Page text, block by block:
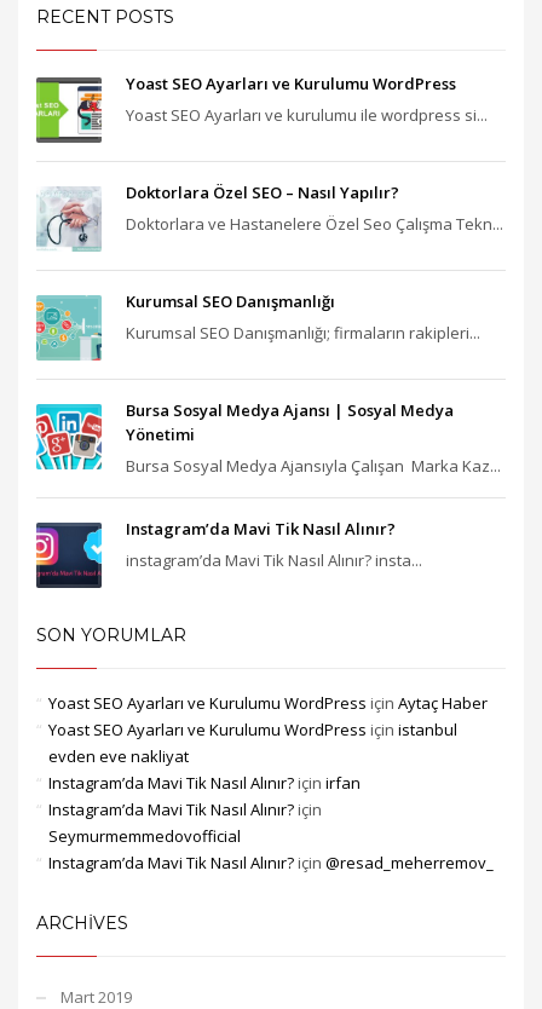
RECENT POSTS
Yoast SEO Ayarları ve Kurulumu WordPress
Yoast SEO Ayarları ve kurulumu ile wordpress si...
Doktorlara Özel SEO – Nasıl Yapılır?
Doktorlara ve Hastanelere Özel Seo Çalışma Tekn...
Kurumsal SEO Danışmanlığı
Kurumsal SEO Danışmanlığı; firmaların rakipleri...
Bursa Sosyal Medya Ajansı‎ | Sosyal Medya
Yönetimi
Bursa Sosyal Medya Ajansıyla Çalışan Marka Kaz...
Instagram’da Mavi Tik Nasıl Alınır?
instagram’da Mavi Tik Nasıl Alınır? insta...
SON YORUMLAR
Yoast SEO Ayarları ve Kurulumu WordPress için Aytaç Haber
Yoast SEO Ayarları ve Kurulumu WordPress için istanbul
evden eve nakliyat
Instagram’da Mavi Tik Nasıl Alınır?için irfan
Instagram’da Mavi Tik Nasıl Alınır?için
Seymurmemmedovofficial
Instagram’da Mavi Tik Nasıl Alınır?için @resad_meherremov_
ARCHIVES
Mart 2019